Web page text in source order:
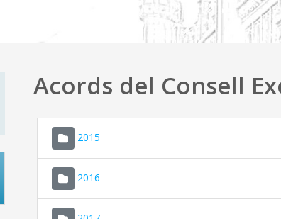
Acords del Consell
2015
2016